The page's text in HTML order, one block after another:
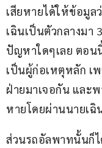
เสียหายได้ให้ข้อมูล
เฉินเป็นตัวกลางมา
ปัญหาใดๆเลย ตอน
เป็นผู้ก่อเหตุหลัก เ
ฝ่ายมาเจอกัน และ
หายโดยผ่านนายเ
ส่วนรถอัลพาทนั้นก็